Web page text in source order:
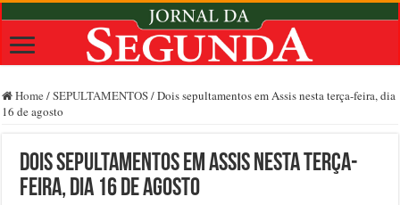
Home /SEPULTAMENTOS/Dois sepultamentos em Assis nesta terça-feira, dia
16 de agosto
Dois sepultamentos em Assis nesta terça-
feira, dia 16 de agosto